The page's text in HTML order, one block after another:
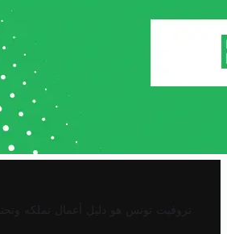
تروفيت تونس هو دليل أعمال تملكه